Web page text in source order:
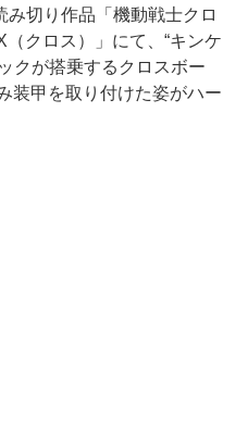
み切り作品「機動戦士クロ
クロス）」にて、“キンケ
クが搭乗するクロスボー
装甲を取り付けた姿がハー